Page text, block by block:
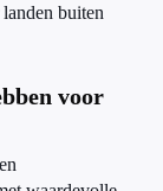
buiten
voor